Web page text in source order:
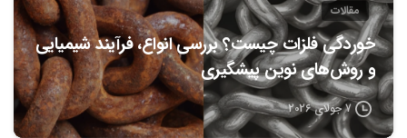
مقالات
خوردگی فلزات چیست؟ بررسی انواع، فرآیند شیمیایی
و روش‌های نوین پیشگیری
7 جولای 2026